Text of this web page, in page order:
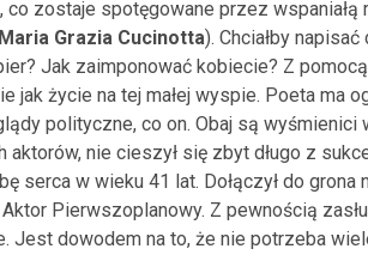
zostaje spotęgowane przez wspaniałą
Maria Grazia Cucinotta). Chciałby
Jak zaimponować kobiecie? Z
jak życie na tej małej wyspie. Poeta ma
polityczne, co on. Obaj są
aktorów, nie cieszył się zbyt długo z
serca w wieku 41 lat. Dołączył do
Pierwszoplanowy. Z pewnością
Jest dowodem na to, że nie potrzeba